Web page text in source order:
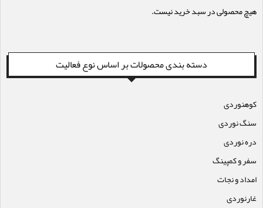
هیچ محصولی در سبد خرید نیست.
دسته بندی محصولات بر اساس نوع فعالیت
کوهنوردی
سنگ نوردی
دره نوردی
سفر و کمپینگ
امداد و نجات
غارنوردی